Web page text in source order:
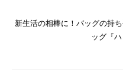
新生活の相棒に！バッグの持
ッグ『